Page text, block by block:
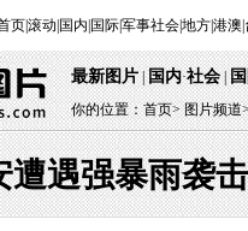
页|滚动 国内 国际|军事社会|地方|港澳
最新图片|国内·社会|
你的位置：首页>图片频道
遭遇强暴雨袭